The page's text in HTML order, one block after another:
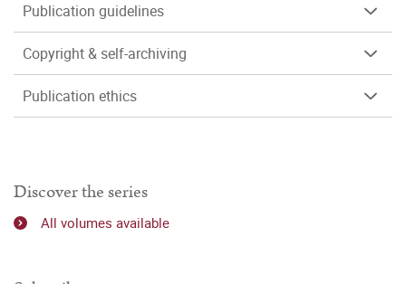
Publication guidelines
Copyright & self-archiving
Publication ethics
Discover the series
All volumes available